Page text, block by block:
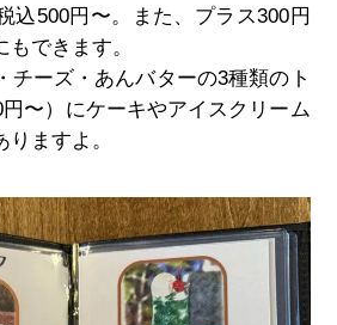
込500円〜。また、プラス300円
できます。
チーズ・あんバターの3種類のト
〜）にケーキやアイスクリーム
ますよ。